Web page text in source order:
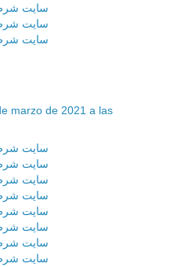
سایت شرط
سایت شرط
سایت شرط
سایت شرط
سایت شرط
سایت شرط
سایت شرط
سایت شرط
سایت شرط
سایت شرط
سایت شرط